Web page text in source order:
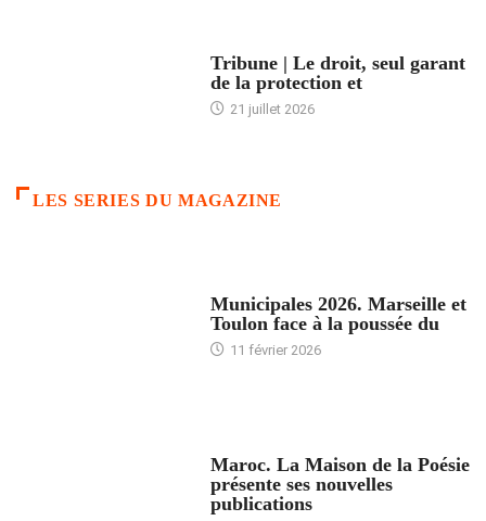
Tribune | Le droit, seul garant
de la protection et
21 juillet 2026
LES SERIES DU MAGAZINE
Municipales 2026. Marseille et
Toulon face à la poussée du
11 février 2026
Maroc. La Maison de la Poésie
présente ses nouvelles
publications